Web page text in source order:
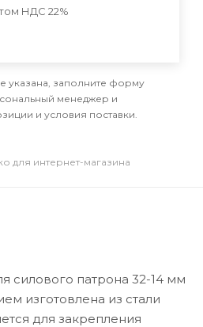
НДС 22%
указана, заполните форму
менеджер и
и условия поставки.
для интернет-магазина
силового патрона 32-14 мм
изготовлена из стали
для закрепления